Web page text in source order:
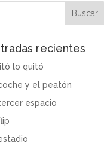
recientes
lo quitó
y el peatón
espacio